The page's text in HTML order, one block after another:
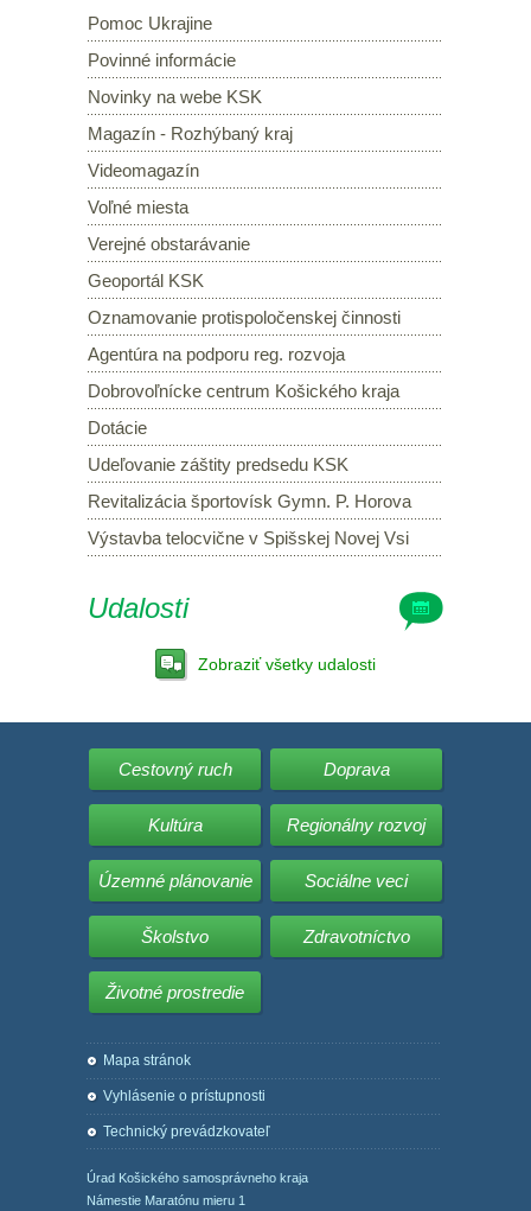
Pomoc Ukrajine
Povinné informácie
Novinky na webe KSK
Magazín - Rozhýbaný kraj
Videomagazín
Voľné miesta
Verejné obstarávanie
Geoportál KSK
Oznamovanie protispoločenskej činnosti
Agentúra na podporu reg. rozvoja
Dobrovoľnícke centrum Košického kraja
Dotácie
Udeľovanie záštity predsedu KSK
Revitalizácia športovísk Gymn. P. Horova
Výstavba telocvične v Spišskej Novej Vsi
Udalosti
Zobraziť všetky udalosti
Cestovný ruch Doprava
Kultúra Regionálny rozvoj
Územné plánovanie Sociálne veci
Školstvo Zdravotníctvo
Životné prostredie
Mapa stránok
Vyhlásenie o prístupnosti
Technický prevádzkovateľ
Úrad Košického samosprávneho kraja
Námestie Maratónu mieru 1